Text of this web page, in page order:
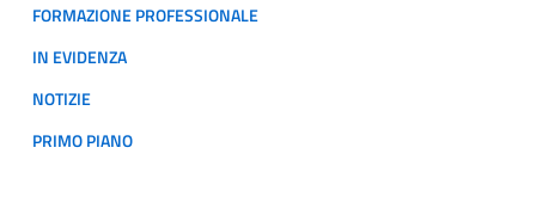
FORMAZIONE PROFESSIONALE
IN EVIDENZA
NOTIZIE
PRIMO PIANO